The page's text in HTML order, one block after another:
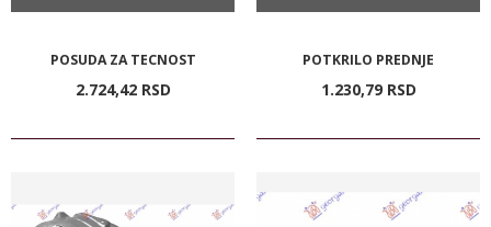
POSUDA ZA TECNOST
2.724,42 RSD
POTKRILO PREDNJE
1.230,79 RSD